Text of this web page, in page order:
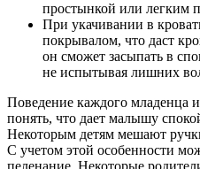
простынкой или легким
При укачивании в
покрывалом, что даст
он сможет засыпать в
не испытывая лишних
Поведение каждого младенца
понять, что дает малышу
Некоторым детям мешают
С учетом этой особенности
пеленание. Некоторые